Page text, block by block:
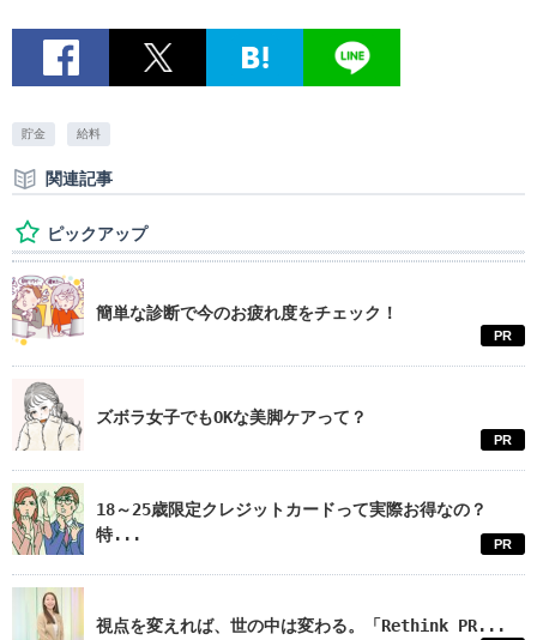
貯金 給料
関連記事
ピックアップ
簡単な診断で今のお疲れ度をチェック！
PR
ズボラ女子でもOKな美脚ケアって？
PR
18～25歳限定クレジットカードって実際お得なの？
特...
PR
視点を変えれば、世の中は変わる。「Rethink PR...